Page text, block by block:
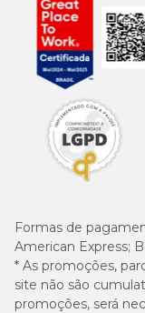
Formas de
American Express;
* As promoções,
site não são
promoções, será